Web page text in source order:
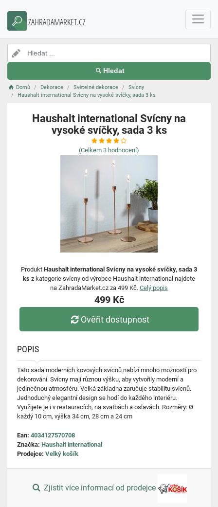
ZAHRADAMARKET.CZ
Hledat
Domů Dekorace Světelné dekorace
Svícny
Haushalt international Svícny na vysoké svíčky, sada 3 ks
Haushalt international Svícny na
vysoké svíčky, sada 3 ks
(Celkem 3 hodnocení)
Produkt Haushalt international Svícny na vysoké svíčky, sada 3
ks z kategorie svícny od výrobce Haushalt international najdete
na ZahradaMarket.cz za 499 Kč. Celý popis
499 Kč
Ověřit dostupnost
POPIS
Tato sada moderních kovových svícnů nabízí mnoho možností pro
dekorování. Svícny mají různou výšku, aby vytvořily moderní a
jedinečnou atmosféru. Velká základna zaručuje stabilitu svícnů.
Jednoduchý elegantní design se hodí do každého interiéru.
Využijete je i v restauracích, na svatbách a oslavách. Rozměry: Ø
každý 10 cm, výška 34 cm, 28 cm a 24 cm
Ean: 4034127570708
Značka: Haushalt international
Prodejce: Velký košík
Zjistit více informací od prodejce